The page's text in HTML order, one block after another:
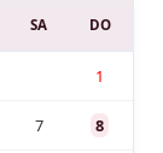
SA DO
1
7 8